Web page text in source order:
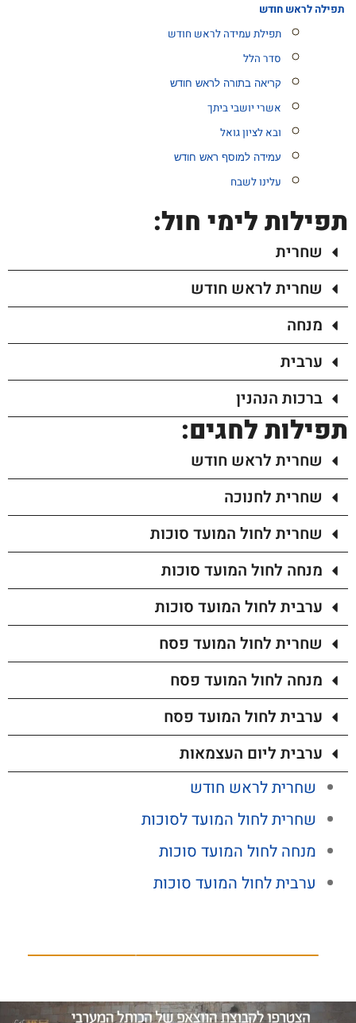
תפילה לראש חודש
תפילת עמידה לראש חודש
סדר הלל
קריאה בתורה לראש חודש
אשרי יושבי ביתך
ובא לציון גואל
עמידה למוסף ראש חודש
עלינו לשבח
תפילות לימי חול:
שחרית
שחרית לראש חודש
מנחה
ערבית
ברכות הנהנין
תפילות לחגים:
שחרית לראש חודש
שחרית לחנוכה
שחרית לחול המועד סוכות
מנחה לחול המועד סוכות
ערבית לחול המועד סוכות
שחרית לחול המועד פסח
מנחה לחול המועד פסח
ערבית לחול המועד פסח
ערבית ליום העצמאות
שחרית לראש חודש
שחרית לחול המועד לסוכות
מנחה לחול המועד סוכות
ערבית לחול המועד סוכות